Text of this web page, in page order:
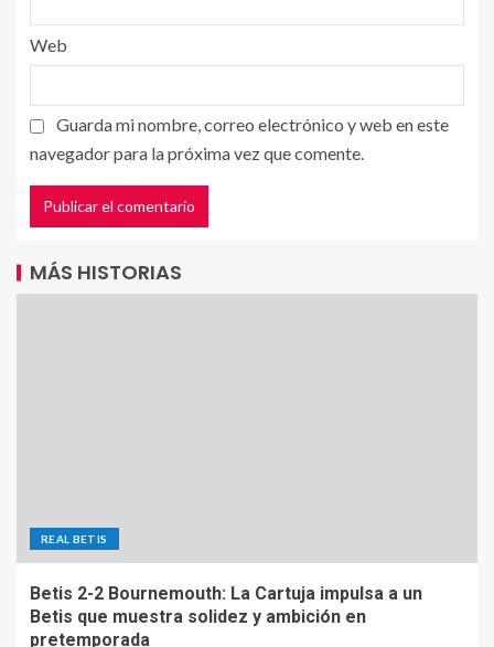
Web
Guarda mi nombre, correo electrónico y web en este
navegador para la próxima vez que comente.
MÁS HISTORIAS
REAL BETIS
Betis 2-2 Bournemouth: La Cartuja impulsa a un
Betis que muestra solidez y ambición en
pretemporada